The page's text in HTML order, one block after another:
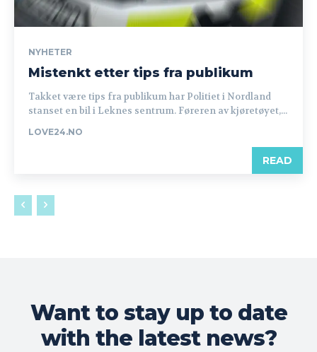
NYHETER
Mistenkt etter tips fra publikum
Takket være tips fra publikum har Politiet i Nordland
stanset en bil i Leknes sentrum. Føreren av kjøretøyet,...
LOVE24.NO
READ
Want to stay up to date
with the latest news?